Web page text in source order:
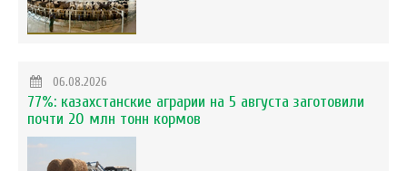
06.08.2026
77%: казахстанские аграрии на 5 августа заготовили
почти 20 млн тонн кормов